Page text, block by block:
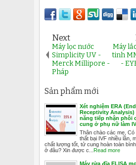
Next
Máy lọc nước
Simplicity UV -
Merck Millipore -
Pháp
Máy
tinh
-
Sản phẩm mới
Xét nghiệm ERA
Receptivity
năng tiếp nhận phôi
cung ở phụ nữ làm
Thân chào các mẹ, Có
thất bại IVF nhiều lần,
chất lượng tốt, tử cung hoàn toàn
ở đâu? Xin được c...
Read more
Máy rửa đĩa ELISA